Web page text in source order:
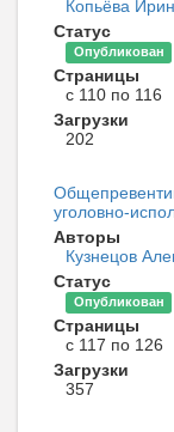
Копьёва
Статус
Опубликован
Страницы
с 110 по 116
Загрузки
202
уголовно-
Авторы
Кузнецов
Статус
Опубликован
Страницы
с 117 по 126
Загрузки
357